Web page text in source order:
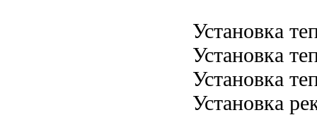
Установка
Установка
Установка
Установка